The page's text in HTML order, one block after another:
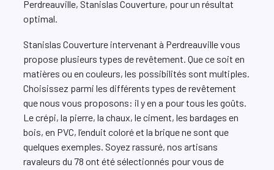
Perdreauville, Stanislas Couverture, pour un résultat
optimal.
Stanislas Couverture intervenant à Perdreauville vous
propose plusieurs types de revêtement. Que ce soit en
matières ou en couleurs, les possibilités sont multiples.
Choisissez parmi les différents types de revêtement
que nous vous proposons: il y en a pour tous les goûts.
Le crépi, la pierre, la chaux, le ciment, les bardages en
bois, en PVC, l’enduit coloré et la brique ne sont que
quelques exemples. Soyez rassuré, nos artisans
ravaleurs du 78 ont été sélectionnés pour vous de